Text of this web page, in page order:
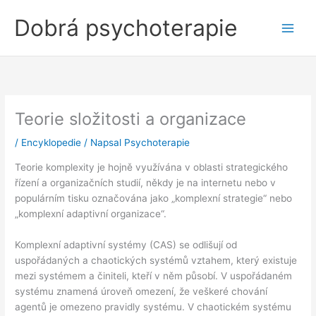
obsahDobrá psychoterapie
Teorie složitosti a organizace
/ Encyklopedie / Napsal Psychoterapie
Teorie komplexity je hojně využívána v oblasti strategického
řízení a organizačních studií, někdy je na internetu nebo v
populárním tisku označována jako „komplexní strategie“ nebo
„komplexní adaptivní organizace“.
Komplexní adaptivní systémy (CAS) se odlišují od
uspořádaných a chaotických systémů vztahem, který existuje
mezi systémem a činiteli, kteří v něm působí. V uspořádaném
systému znamená úroveň omezení, že veškeré chování
agentů je omezeno pravidly systému. V chaotickém systému